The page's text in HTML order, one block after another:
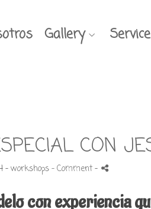
Gallery
CON
-workshops - Comment-
con experiencia